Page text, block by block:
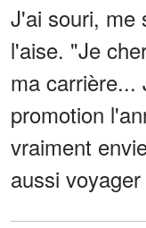
J'ai souri, me
l'aise. "Je
ma carrière...
promotion
vraiment
aussi